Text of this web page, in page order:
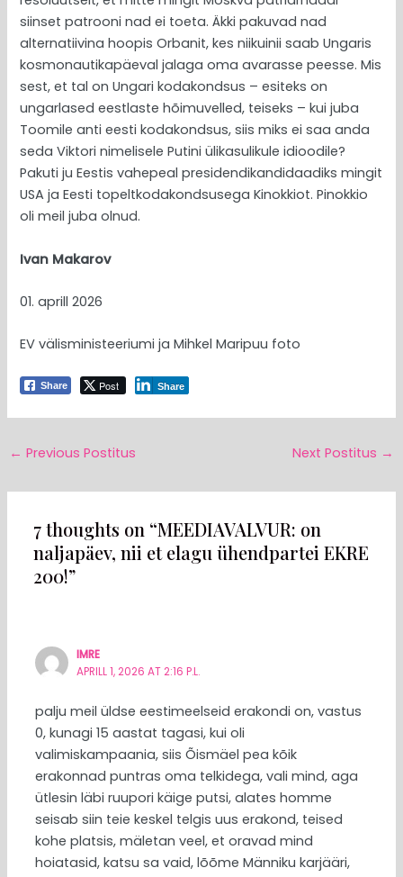
siinset patrooni nad ei toeta. Äkki pakuvad nad
alternatiivina hoopis Orbanit, kes niikuinii saab Ungaris
kosmonautikapäeval jalaga oma avarasse peesse. Mis
sest, et tal on Ungari kodakondsus – esiteks on
ungarlased eestlaste hõimuvelled, teiseks – kui juba
Toomile anti eesti kodakondsus, siis miks ei saa anda
seda Viktori nimelisele Putini ülikasulikule idioodile?
Pakuti ju Eestis vahepeal presidendikandidaadiks mingit
USA ja Eesti topeltkodakondsusega Kinokkiot. Pinokkio
oli meil juba olnud.
Ivan Makarov
01. aprill 2026
EV välisministeeriumi ja Mihkel Maripuu foto
Share Post Share
← Previous Postitus Next Postitus →
7 thoughts on “MEEDIAVALVUR: on
naljapäev, nii et elagu ühendpartei EKRE
200!”
IMRE
APRILL 1, 2026 AT 2:16 P.L.
palju meil üldse eestimeelseid erakondi on, vastus
0, kunagi 15 aastat tagasi, kui oli
valimiskampaania, siis Õismäel pea kõik
erakonnad puntras oma telkidega, vali mind, aga
ütlesin läbi ruupori käige putsi, alates homme
seisab siin teie keskel telgis uus erakond, teised
kohe platsis, mäletan veel, et oravad mind
hoiatasid, katsu sa vaid, lõõme Männiku karjääri,